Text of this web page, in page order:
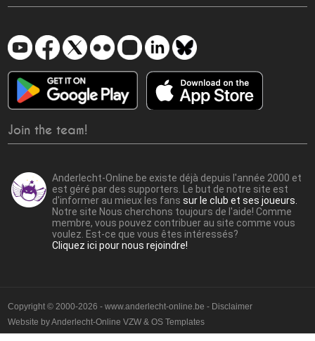
Join the team!
Anderlecht-Online.be existe déjà depuis l'année 2000 et
est géré par des supporters. Le but de notre site est
d'informer au mieux les fanssur le club et ses joueurs.
Notre site Nous cherchons toujours de l'aide! Comme
membre, vous pouvez contribuer au site comme vous
voulez. Est-ce que vous êtes intéressés?
Cliquez ici pour nous rejoindre!
Copyright © 2000-2026 - www.anderlecht-online.be - Disclaimer
Website byAnderlecht-Online VZW &OS Templates